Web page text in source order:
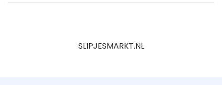
SLIPJESMARKT.NL